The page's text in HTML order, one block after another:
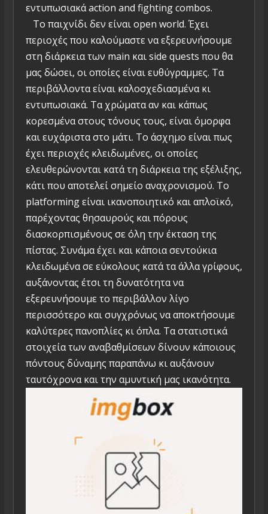
εντυπωσιακά action and fighting combos.
Το παιχνίδι δεν είναι open world. Έχει
περιοχές που καλούμαστε να εξερευνήσουμε
στη διάρκεια των main και side quests που θα
μας δώσει, οι οποίες είναι ευθύγραμμες. Τα
περιβάλλοντα είναι καλοσχεδιασμένα κι
εντυπωσιακά. Τα χρώματα αν και κάπως
κορεσμένα στους τόνους τους, είναι όμορφα
και ευχάριστα στο μάτι. Το άσχημο είναι πως
έχει περιοχές κλειδωμένες, οι οποίες
ελευθερώνονται κατά τη διάρκεια της εξέλιξης,
κάτι που αποτελεί σημείο αναχρονισμού. Το
platforming είναι ικανοποιητικό και απλοϊκό,
παρέχοντας θησαυρούς και πόρους
διασκορπισμένους σε όλη την έκταση της
πίστας. Συνάμα έχει και κάποια σεντούκια
κλειδωμένα σε εύκολους κατά τα άλλα γρίφους,
αυξάνοντας έτσι τη δυνατότητα να
εξερευνήσουμε το περιβάλλον λίγο
περισσότερο και συγχρόνως να αποκτήσουμε
καλύτερες πανοπλίες κι όπλα. Τα στατιστικά
στοιχεία των αναβαθμίσεων δίνουν κάποιους
πόντους δύναμης παραπάνω κι αυξάνουν
ταυτόχρονα και την αμυντική μας ικανότητα.